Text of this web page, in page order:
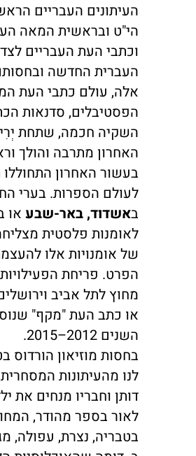
העיתונים העבריים
הי"ט ובראשית המאה
וכתבי העת העבריים
העברית החדשה
אלה, עולם כתבי העת
הפסטיבלים, סדנאות
השקיה חכמה, שתחת
האחרון מתרבה והולך
בעשור האחרון התחוללו
לעולם הספרות. בערי
באשדוד, באר-שבע או
לאומנות פלסטית
של אומנויות אלו
הפרט. פריחת
מחוץ לתל אביב
או כתב העת "מקף"
השנים 2012–2015.
בחסות מוזיאון
לנו מהעיתונות
דותן וחבריו מנחים את
לאור בספר מהודר,
בטבריה, נצרת, עפולה,